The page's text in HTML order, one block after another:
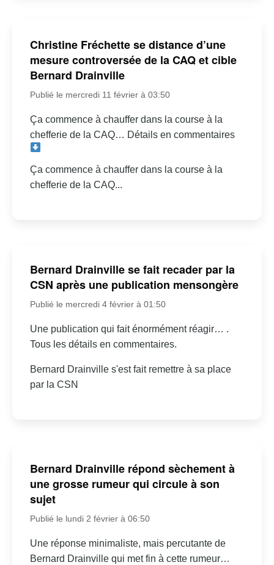
Christine Fréchette se distance d’une
mesure controversée de la CAQ et cible
Bernard Drainville
Publié le mercredi 11 février à 03:50
Ça commence à chauffer dans la course à la
chefferie de la CAQ… Détails en commentaires
Ça commence à chauffer dans la course à la
chefferie de la CAQ...
Bernard Drainville se fait recader par la
CSN après une publication mensongère
Publié le mercredi 4 février à 01:50
Une publication qui fait énormément réagir… .
Tous les détails en commentaires.
Bernard Drainville s'est fait remettre à sa place
par la CSN
Bernard Drainville répond sèchement à
une grosse rumeur qui circule à son
sujet
Publié le lundi 2 février à 06:50
Une réponse minimaliste, mais percutante de
Bernard Drainville qui met fin à cette rumeur…